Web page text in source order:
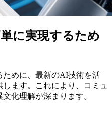
に実現するため
ために、最新のAI技術を活
ます。これにより、コミュ
化理解が深まります。